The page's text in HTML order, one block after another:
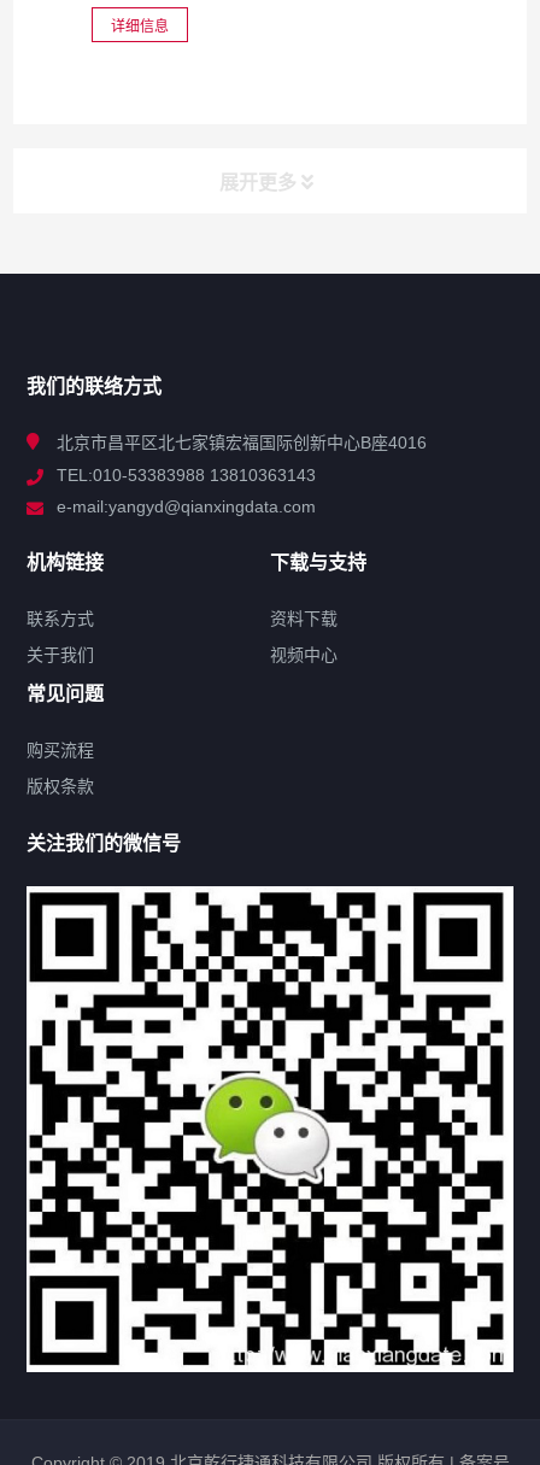
（DI...
详细信息
展开更多
解决方案
联系方式
热门标签
机构链接
联系方式 关于我们
下载与支持
资料下载 视频中心
常见问题
购买流程 版权条款
北京乾行捷通荣获阿里巴巴国际站多项年度荣誉，持续引
领ICT与AI行业发展
2025/12/22 528 新闻中心 信创服务器国产服务器
我们的联络方式
北京市昌平区北七家镇宏福国际创新中心B座4016
TEL:010-53383988 13810363143
e-mail:yangyd@qianxingdata.com
机构链接
联系方式
关于我们
下载与支持
资料下载
视频中心
常见问题
购买流程
版权条款
关注我们的微信号